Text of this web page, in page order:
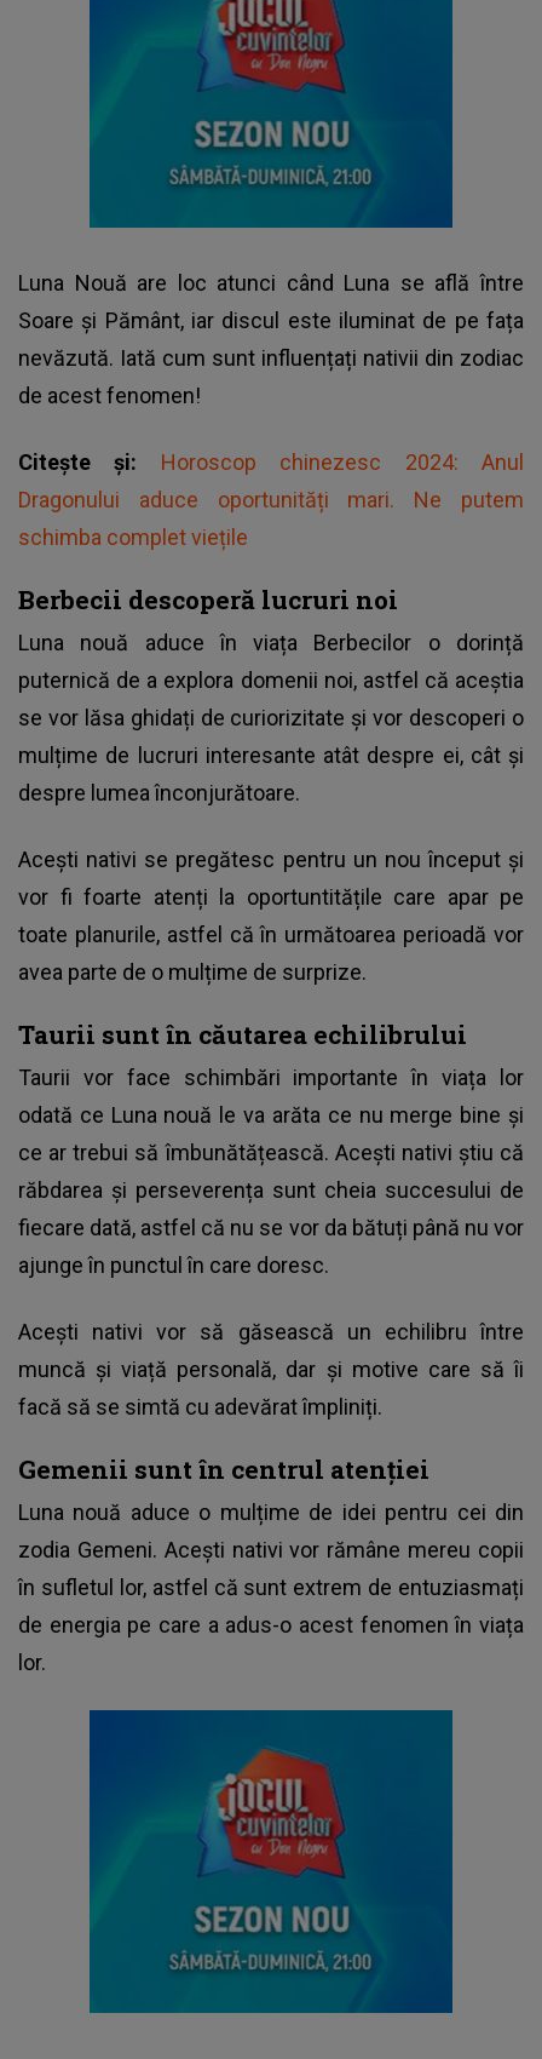
Luna Nouă are loc atunci când Luna se află între
Soare și Pământ, iar discul este iluminat de pe fața
nevăzută. Iată cum sunt influențați nativii din zodiac
de acest fenomen!
Citește și: Horoscop chinezesc 2024: Anul
Dragonului aduce oportunități mari. Ne putem
schimba complet viețile
Berbecii descoperă lucruri noi
Luna nouă aduce în viața Berbecilor o dorință
puternică de a explora domenii noi, astfel că aceștia
se vor lăsa ghidați de curiorizitate și vor descoperi o
mulțime de lucruri interesante atât despre ei, cât și
despre lumea înconjurătoare.
Acești nativi se pregătesc pentru un nou început și
vor fi foarte atenți la oportuntitățile care apar pe
toate planurile, astfel că în următoarea perioadă vor
avea parte de o mulțime de surprize.
Taurii sunt în căutarea echilibrului
Taurii vor face schimbări importante în viața lor
odată ce Luna nouă le va arăta ce nu merge bine și
ce ar trebui să îmbunătățească. Acești nativi știu că
răbdarea și perseverența sunt cheia succesului de
fiecare dată, astfel că nu se vor da bătuți până nu vor
ajunge în punctul în care doresc.
Acești nativi vor să găsească un echilibru între
muncă și viață personală, dar și motive care să îi
facă să se simtă cu adevărat împliniți.
Gemenii sunt în centrul atenției
Luna nouă aduce o mulțime de idei pentru cei din
zodia Gemeni. Acești nativi vor rămâne mereu copii
în sufletul lor, astfel că sunt extrem de entuziasmați
de energia pe care a adus-o acest fenomen în viața
lor.